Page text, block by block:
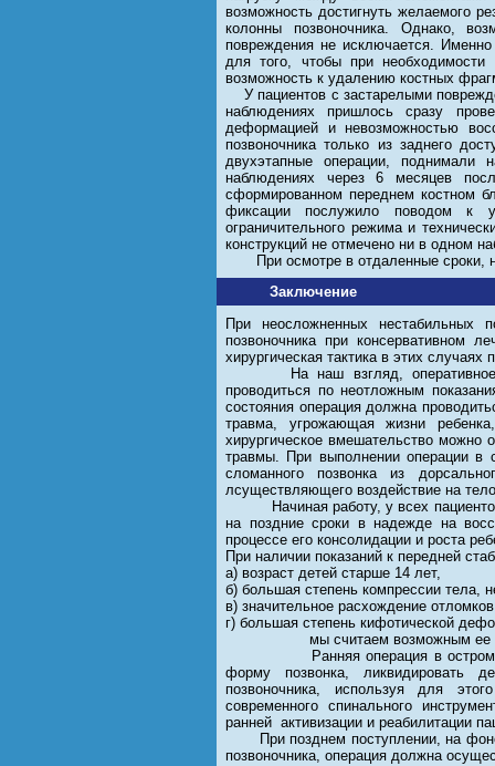
возможность достигнуть желаемого
колонны позвоночника. Однако,
повреждения не исключается.
для того, чтобы при необходимости
возможность к удалению костных
У пациентов с застарелыми
наблюдениях пришлось сразу
деформацией и невозможностью
позвоночника только из заднего
двухэтапные операции,
наблюдениях через 6 месяцев
сформированном переднем костном
фиксации послужило поводом к
ограничительного режима и
конструкций не отмечено ни в одном
При осмотре в отдаленные сроки,
Заключение
При неосложненных нестабильных
позвоночника при консервативном
хирургическая тактика в этих
На наш взгляд, оперативное
проводиться по неотложным
состояния операция должна
травма, угрожающая жизни
хирургическое вмешательство можно
травмы. При выполнении операции в
сломанного позвонка из
лсуществляющего воздействие на
Начиная работу, у всех пациентов
на поздние сроки в надежде на
процессе его консолидации и роста
При наличии показаний к передней
а) возраст детей старше 14 лет,
б) большая степень компрессии тела,
в) значительное расхождение
г) большая степень кифотической
мы считаем возможным ее
Ранняя операция в остром
форму позвонка, ликвидировать
позвоночника, используя для
современного спинального
ранней активизации и реабилитации
При позднем поступлении, на фоне
позвоночника, операция должна